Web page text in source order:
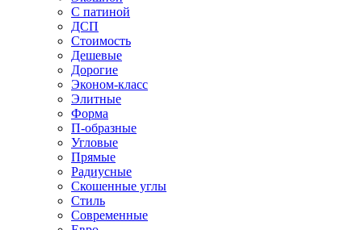
С патиной
ДСП
Стоимость
Дешевые
Дорогие
Эконом-класс
Элитные
Форма
П-образные
Угловые
Прямые
Радиусные
Скошенные углы
Стиль
Современные